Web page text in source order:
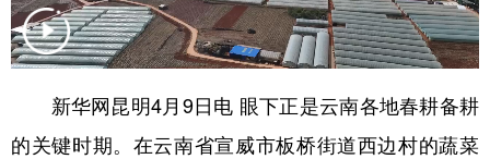
新华网昆明4月9日电 眼下正是云南各地春耕备耕
的关键时期。在云南省宣威市板桥街道西边村的蔬菜